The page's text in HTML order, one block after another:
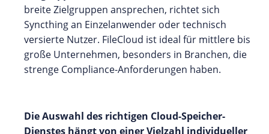
breite Zielgruppen ansprechen, richtet sich
Syncthing an Einzelanwender oder technisch
versierte Nutzer. FileCloud ist ideal für mittlere bis
große Unternehmen, besonders in Branchen, die
strenge Compliance-Anforderungen haben.
Die Auswahl des richtigen Cloud-Speicher-
Dienstes hängt von einer Vielzahl individueller